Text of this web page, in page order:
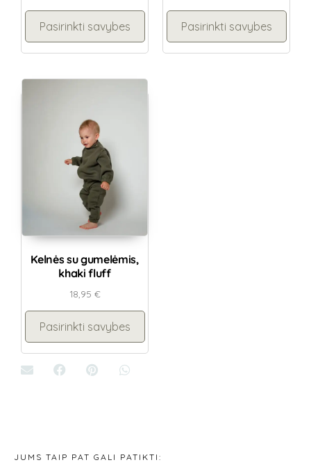
Pasirinkti savybes Pasirinkti savybes
Kelnės su gumelėmis,
khaki fluff
18,95 €
Pasirinkti savybes
JUMS TAIP PAT GALI PATIKTI: